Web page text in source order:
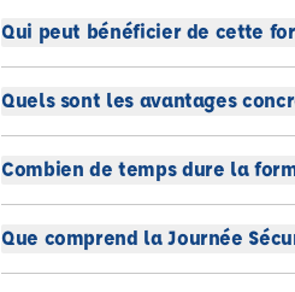
Qui peut bénéficier de cette
Quels sont les avantages
Combien de temps dure la
Que comprend la Journée